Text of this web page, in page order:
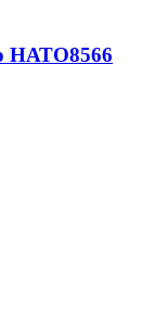
НАТО8566